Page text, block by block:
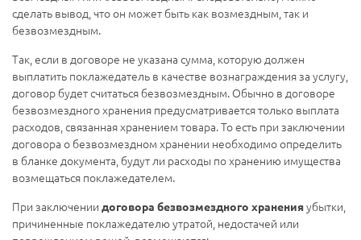
сделать вывод, что он может быть как возмездным, так и
безвозмездным.
Так, если в договоре не указана сумма, которую должен
выплатить поклажедатель в качестве вознаграждения за услугу,
договор будет считаться безвозмездным. Обычно в договоре
безвозмездного хранения предусматривается только выплата
расходов, связанная хранением товара. То есть при заключении
договора о безвозмездном хранении необходимо определить
в бланке документа, будут ли расходы по хранению имущества
возмещаться поклажедателем.
При заключении договора безвозмездного храненияубытки,
причиненные поклажедателю утратой, недостачей или